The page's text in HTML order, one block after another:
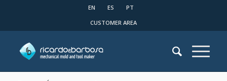
EN ES
PT
CUSTOMER AREA